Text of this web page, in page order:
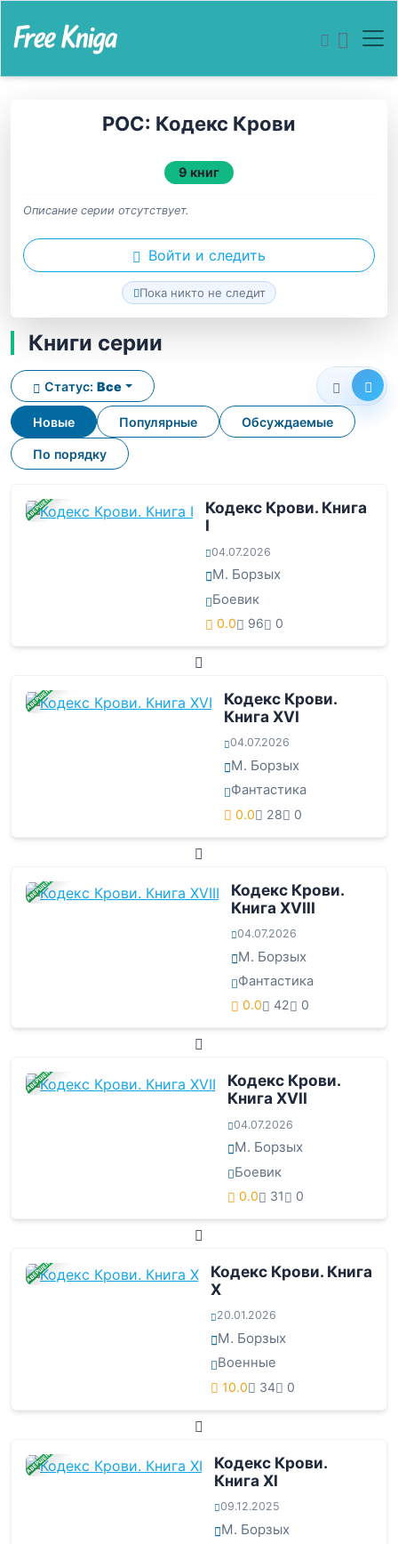
РОС: Кодекс Крови
9 книг
Описание серии отсутствует.
Войти и следить
Пока никто не следит
Книги серии
Новые Популярные Обсуждаемые
По порядку
Статус: Все
ЗАВЕРШЕНА
Кодекс Крови. Книга
I
04.07.2026
М. Борзых
Боевик
0.0 96 0
ЗАВЕРШЕНА
Кодекс Крови.
Книга ХVI
04.07.2026
М. Борзых
Фантастика
0.0 28 0
ЗАВЕРШЕНА
Кодекс Крови.
Книга ХVIII
04.07.2026
М. Борзых
Фантастика
0.0 42 0
ЗАВЕРШЕНА
Кодекс Крови.
Книга ХVII
04.07.2026
М. Борзых
Боевик
0.0 31 0
ЗАВЕРШЕНА
Кодекс Крови. Книга
Х
20.01.2026
М. Борзых
Военные
10.0 34 0
ЗАВЕРШЕНА
Кодекс Крови.
Книга ХI
09.12.2025
М. Борзых